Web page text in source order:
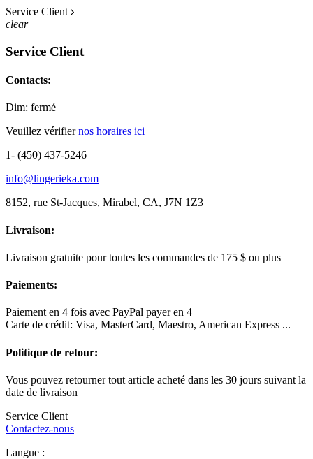
Service Client
clear
Service Client
Contacts:
Dim: fermé
Veuillez vérifiernos horaires ici
1- (450) 437-5246
info@lingerieka.com
8152, rue St-Jacques, Mirabel, CA, J7N 1Z3
Livraison:
Livraison gratuite pour toutes les commandes de 175 $ ou plus
Paiements:
Paiement en 4 fois avec PayPal payer en 4
Carte de crédit: Visa, MasterCard, Maestro, American Express ...
Politique de retour:
Vous pouvez retourner tout article acheté dans les 30 jours suivant la
date de livraison
Service Client
Contactez-nous
Langue :